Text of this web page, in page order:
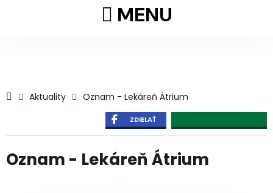
MENU
Aktuality Oznam - Lekáreň Átrium
ZDIELAŤ
Oznam - Lekáreň Átrium